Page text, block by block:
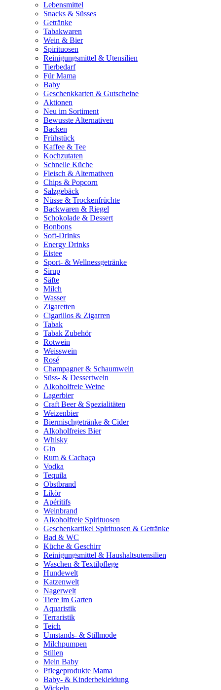
Lebensmittel
Snacks & Süsses
Getränke
Tabakwaren
Wein & Bier
Spirituosen
Reinigungsmittel & Utensilien
Tierbedarf
Für Mama
Baby
Geschenkkarten & Gutscheine
Aktionen
Neu im Sortiment
Bewusste Alternativen
Backen
Frühstück
Kaffee & Tee
Kochzutaten
Schnelle Küche
Fleisch & Alternativen
Chips & Popcorn
Salzgebäck
Nüsse & Trockenfrüchte
Backwaren & Riegel
Schokolade & Dessert
Bonbons
Soft-Drinks
Energy Drinks
Eistee
Sport- & Wellnessgetränke
Sirup
Säfte
Milch
Wasser
Zigaretten
Cigarillos & Zigarren
Tabak
Tabak Zubehör
Rotwein
Weisswein
Rosé
Champagner & Schaumwein
Süss- & Dessertwein
Alkoholfreie Weine
Lagerbier
Craft Beer & Spezialitäten
Weizenbier
Biermischgetränke & Cider
Alkoholfreies Bier
Whisky
Gin
Rum & Cachaça
Vodka
Tequila
Obstbrand
Likör
Apéritifs
Weinbrand
Alkoholfreie Spirituosen
Geschenkartikel Spirituosen & Getränke
Bad & WC
Küche & Geschirr
Reinigungsmittel & Haushaltsutensilien
Waschen & Textilpflege
Hundewelt
Katzenwelt
Nagerwelt
Tiere im Garten
Aquaristik
Terraristik
Teich
Umstands- & Stillmode
Milchpumpen
Stillen
Mein Baby
Pflegeprodukte Mama
Baby- & Kinderbekleidung
Wickeln